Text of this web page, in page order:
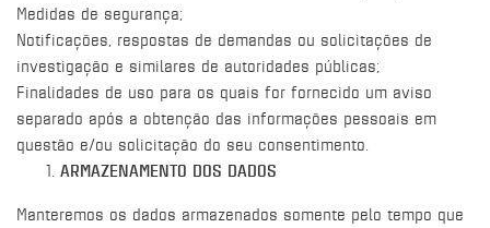
Medidas de segurança;
Notificações, respostas de demandas ou solicitações de
investigação e similares de autoridades públicas;
Finalidades de uso para os quais for fornecido um aviso
separado após a obtenção das informações pessoais em
questão e/ou solicitação do seu consentimento.
ARMAZENAMENTO DOS DADOS
Manteremos os dados armazenados somente pelo tempo que